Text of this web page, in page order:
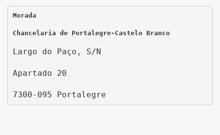
Morada
Chancelaria de Portalegre-Castelo Branco
Largo do Paço, S/N
Apartado 20
7300-095 Portalegre